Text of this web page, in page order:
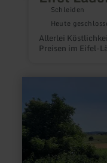
Schleiden
Heute
Allerlei
Preisen im Eifel-
zu:
Aufbereitungsanlage